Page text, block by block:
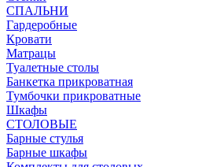
СПАЛЬНИ
Гардеробные
Кровати
Матрацы
Туалетные столы
Банкетка прикроватная
Тумбочки прикроватные
Шкафы
СТОЛОВЫЕ
Барные стулья
Барные шкафы